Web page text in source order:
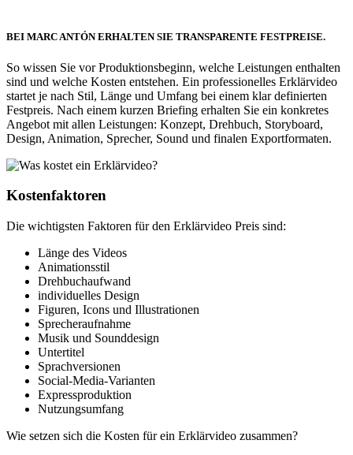
BEI MARC ANTÓN ERHALTEN SIE TRANSPARENTE FESTPREISE.
So wissen Sie vor Produktionsbeginn, welche Leistungen enthalten
sind und welche Kosten entstehen. Ein professionelles Erklärvideo
startet je nach Stil, Länge und Umfang bei einem klar definierten
Festpreis. Nach einem kurzen Briefing erhalten Sie ein konkretes
Angebot mit allen Leistungen: Konzept, Drehbuch, Storyboard,
Design, Animation, Sprecher, Sound und finalen Exportformaten.
Kostenfaktoren
Die wichtigsten Faktoren für den Erklärvideo Preis sind:
Länge des Videos
Animationsstil
Drehbuchaufwand
individuelles Design
Figuren, Icons und Illustrationen
Sprecheraufnahme
Musik und Sounddesign
Untertitel
Sprachversionen
Social-Media-Varianten
Expressproduktion
Nutzungsumfang
Wie setzen sich die Kosten für ein Erklärvideo zusammen?